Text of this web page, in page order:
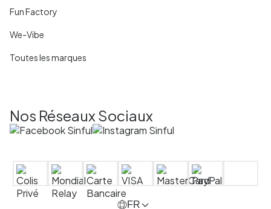
Fun Factory
We-Vibe
Toutes les marques
Nos Réseaux Sociaux
FR